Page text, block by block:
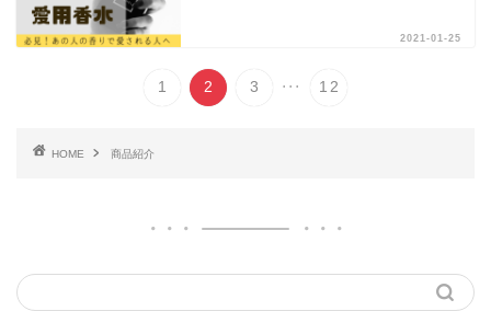
2021-01-25
1 2 3 ... 12
HOME 商品紹介